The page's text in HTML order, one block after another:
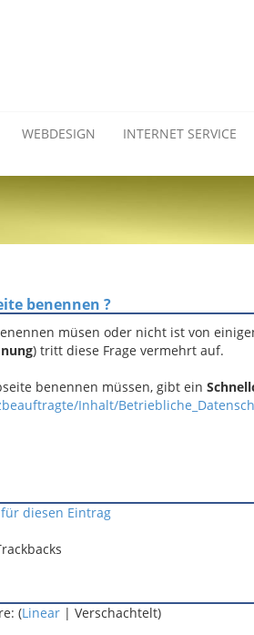
WEBDESIGN INTERNET SERVICE
benennen ?
müsen oder nicht ist von
) tritt diese Frage vermehrt auf.
benennen müssen, gibt ein
Inhalt/
für diesen Eintrag
(Linear| Verschachtelt)